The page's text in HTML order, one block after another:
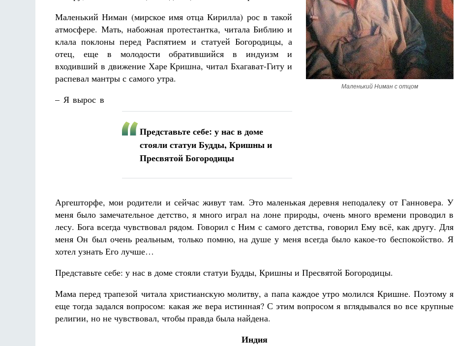
Маленький Ниман с отцом
Маленький Ниман (мирское имя отца Кирилла) рос в такой
атмосфере. Мать, набожная протестантка, читала Библию и
клала поклоны перед Распятием и статуей Богородицы, а
отец, еще в молодости обратившийся в индуизм и
входивший в движение Харе Кришна, читал Бхагават-Гиту и
распевал мантры с самого утра.
Представьте себе: у нас в доме
стояли статуи Будды, Кришны и
Пресвятой Богородицы
– Я вырос в
Аргешторфе, мои родители и сейчас живут там. Это маленькая деревня неподалеку от Ганновера. У
меня было замечательное детство, я много играл на лоне природы, очень много времени проводил в
лесу. Бога всегда чувствовал рядом. Говорил с Ним с самого детства, говорил Ему всё, как другу. Для
меня Он был очень реальным, только помню, на душе у меня всегда было какое-то беспокойство. Я
хотел узнать Его лучше…
Представьте себе: у нас в доме стояли статуи Будды, Кришны и Пресвятой Богородицы.
Мама перед трапезой читала христианскую молитву, а папа каждое утро молился Кришне. Поэтому я
еще тогда задался вопросом: какая же вера истинная? С этим вопросом я вглядывался во все крупные
религии, но не чувствовал, чтобы правда была найдена.
Индия